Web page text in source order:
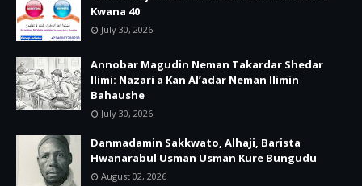
Kwana 40
July 30, 2026
Annobar Magudin Neman Takardar Shedar
Ilimi: Nazari a Kan Al’adar Neman Ilimin
Bahaushe
July 30, 2026
Danmadamin Sakkwato, Alhaji, Barista
Hwanarabul Usman Usman Kure Bungudu
August 02, 2026